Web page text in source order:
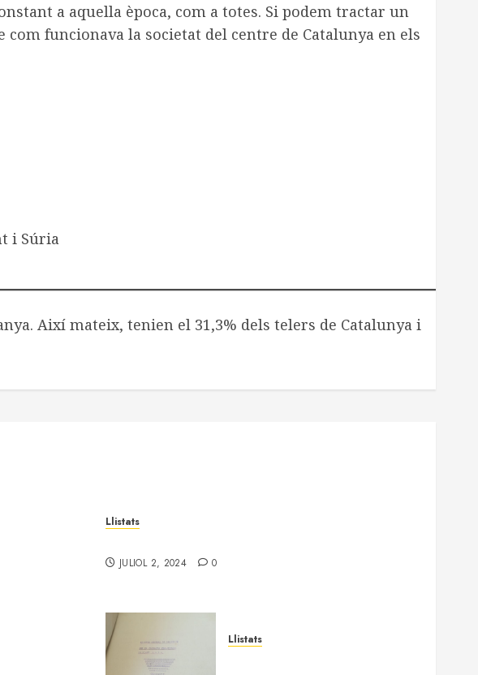
a aquella època, com a totes. Si podem tractar un
funcionava la societat del centre de Catalunya en els
i Súria
Així mateix, tenien el 31,3% dels telers de Catalunya i
Llistats
JULIOL 2, 2024 0
Llistats